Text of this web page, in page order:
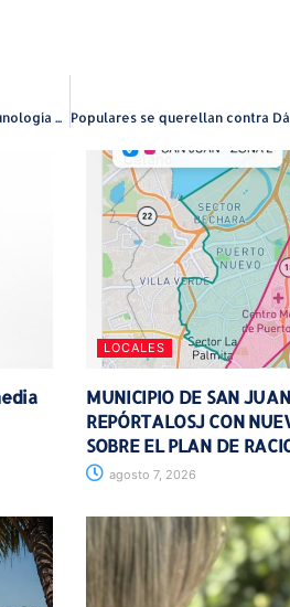
UPR en Humacao celebrará el Tercer Congreso de Inmunología del Cáncer e Inmunoterapia
LOCALES
MUNICIPIO DE SAN
REPÓRTALOSJ CON
SOBRE EL PLAN DE
agosto 7, 2026